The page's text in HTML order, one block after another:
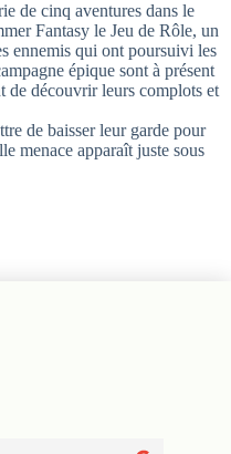
de cinq aventures dans le
Fantasy le Jeu de Rôle, un
ennemis qui ont poursuivi les
épique sont à présent
de découvrir leurs complots et
de baisser leur garde pour
menace apparaît juste sous